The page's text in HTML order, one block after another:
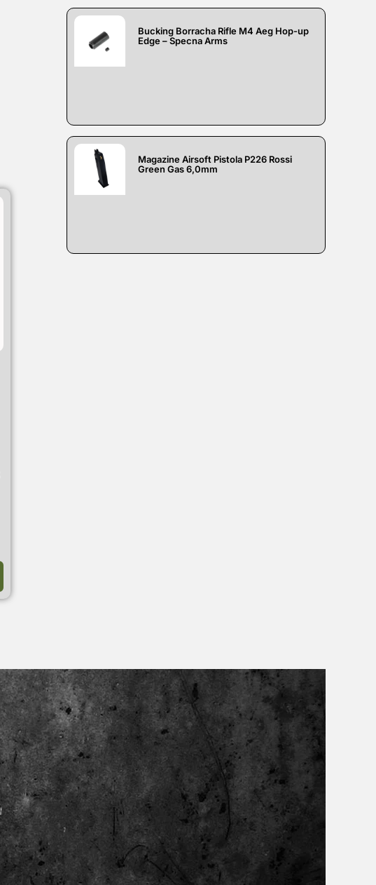
Bucking Borracha Rifle M4 Aeg Hop-up
Edge – Specna Arms
Magazine Airsoft Pistola P226 Rossi
Green Gas 6,0mm